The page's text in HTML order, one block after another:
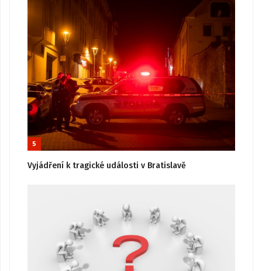
5
Vyjádření k tragické události v Bratislavě